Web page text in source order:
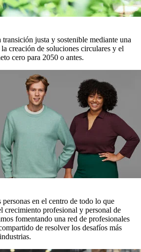
justa y sostenible mediante una
creación de soluciones circulares y el
cero para 2050 o antes.
en el centro de todo lo que
crecimiento profesional y personal de
fomentando una red de profesionales
de resolver los desafíos más